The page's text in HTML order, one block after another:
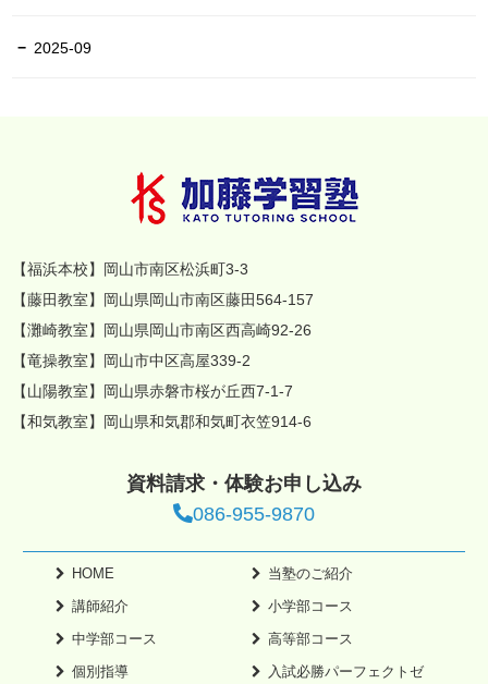
2025-09
【福浜本校】岡山市南区松浜町3-3
【藤田教室】岡山県岡山市南区藤田564-157
【灘崎教室】岡山県岡山市南区西高崎92-26
【竜操教室】岡山市中区高屋339-2
【山陽教室】岡山県赤磐市桜が丘西7-1-7
【和気教室】岡山県和気郡和気町衣笠914-6
資料請求・体験お申し込み
086-955-9870
HOME
当塾のご紹介
講師紹介
小学部コース
中学部コース
高等部コース
個別指導
入試必勝パーフェクトゼ